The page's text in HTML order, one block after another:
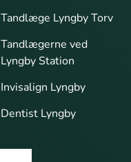
Tandlæge Lyngby Torv
Tandlægerne ved
Lyngby Station
Invisalign Lyngby
Dentist Lyngby